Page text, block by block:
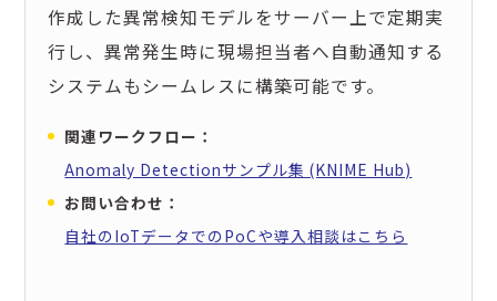
作成した異常検知モデルをサーバー上で定期実
行し、異常発生時に現場担当者へ自動通知する
システムもシームレスに構築可能です。
関連ワークフロー：
Anomaly Detectionサンプル集 (KNIME Hub)
お問い合わせ：
自社のIoTデータでのPoCや導入相談はこちら